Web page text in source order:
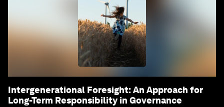
Intergenerational Foresight: An Approach for
Long-Term Responsibility in Governance